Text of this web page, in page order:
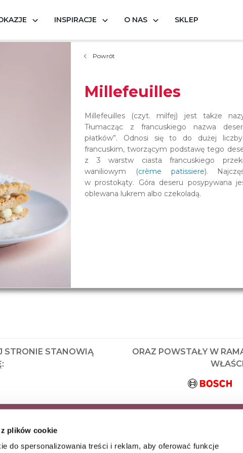
plików cookie
do spersonalizowania treści i reklam, aby oferować funkcje
INSPIRACJE O NAS SKLEP
Powrót
Millefeuilles
Millefeuilles (czyt. milfej) jest także
Tłumacząc z francuskiego nazwa
płatków”. Odnosi się to do dużej
francuskim, tworzącym podstawę tego
z 3 warstw ciasta francuskiego
waniliowym (crème patissiere).
w prostokąty. Góra deseru posypywana
oblewana lukrem albo czekoladą.
STRONIE STANOWIĄ
ORAZ POWSTAŁY W
JAKO PIERWSZY
WYJĄTKOWE